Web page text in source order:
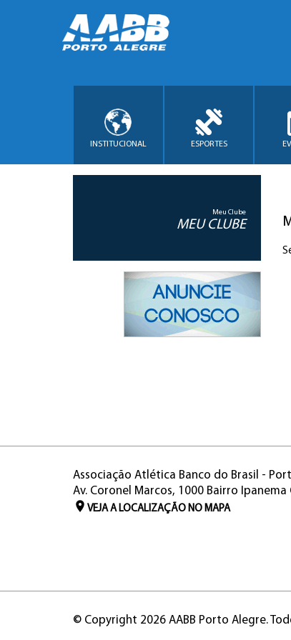
INSTITUCIONAL ESPORTES
Meu Clube
MEU CLUBE
Associação Atlética Banco do Brasil -
Av. Coronel Marcos, 1000 Bairro Ipanema
VEJA A LOCALIZAÇÃO NO MAPA
© Copyright 2026 AABB Porto Alegre.